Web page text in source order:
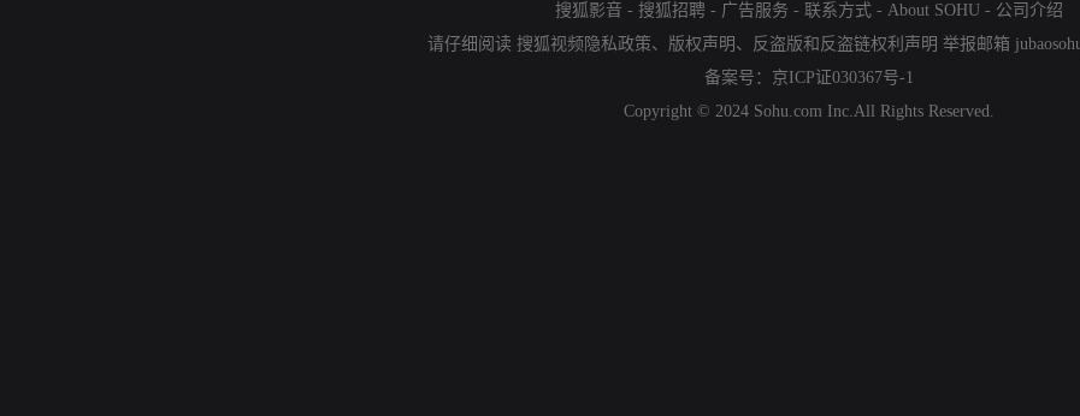
搜狐影音 - 搜狐招聘 - 广告服务 - 联系方式 - About SOHU - 公司介绍
请仔细阅读 搜狐视频隐私政策、 版权声明 、 反盗版和反盗链权利声明 举报邮箱
备案号： 京ICP证030367号-1
Copyright © 2024 Sohu.com Inc.All Rights Reserved.